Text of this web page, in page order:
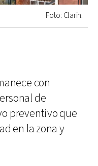
Foto: Clarín.
con
de
preventivo que
en la zona y